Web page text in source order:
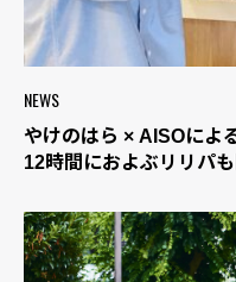
NEWS
やけのはら × AISOによ
12時間におよぶリリパ